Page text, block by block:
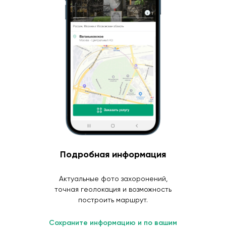
Подробная информация
Актуальные фото захоронений,
точная геолокация и возможность
построить маршрут.
Сохраните информацию и по вашим